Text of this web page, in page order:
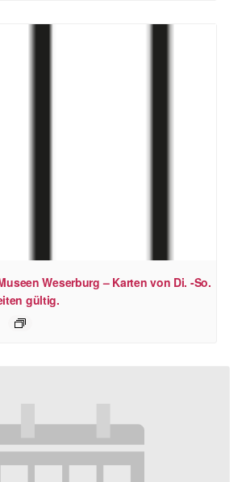
Weserburg – Karten von Di. -So.
gültig.